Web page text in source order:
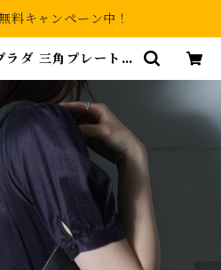
料キャンペーン中！
ラダ 三角プレートロ
| MIXHIVE